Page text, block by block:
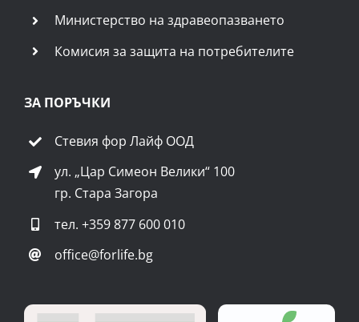
Министерство на здравеопазването
Комисия за защита на потребителите
ЗА ПОРЪЧКИ
Стевия фор Лайф ООД
ул. „Цар Симеон Велики“ 100
гр. Стара Загора
тел.+359 877 600 010
office@forlife.bg